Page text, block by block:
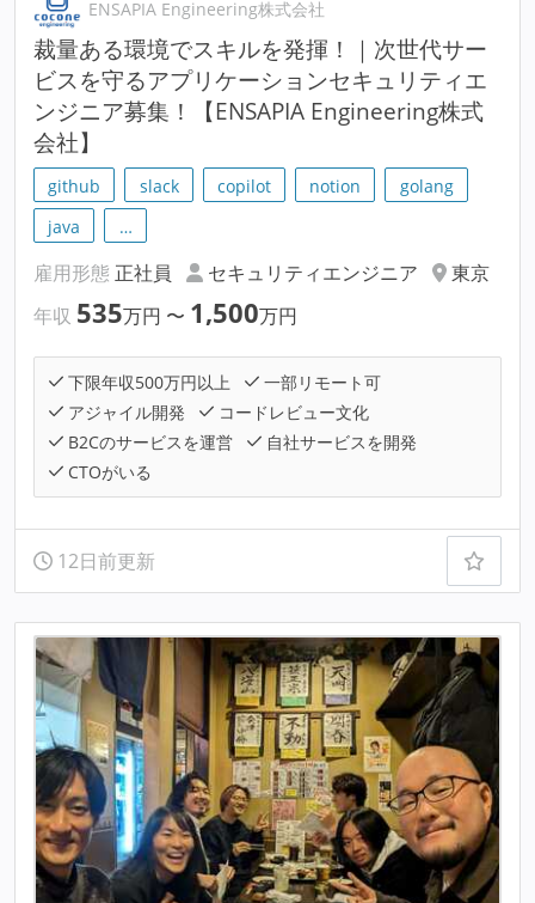
ENSAPIA Engineering株式会社
裁量ある環境でスキルを発揮！｜次世代サー
ビスを守るアプリケーションセキュリティエ
ンジニア募集！【ENSAPIA Engineering株式
会社】
github slack copilot notion
golang
java
…
雇用形態 正社員 セキュリティエンジニア
東京
年収 535万円 〜 1,500万円
下限年収500万円以上
一部リモート可
アジャイル開発
コードレビュー文化
B2Cのサービスを運営
自社サービスを開発
CTOがいる
12日前更新